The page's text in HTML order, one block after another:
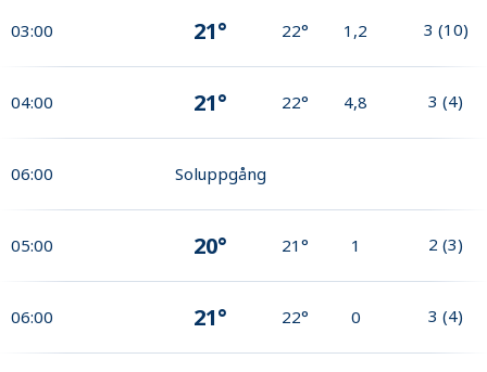
03:00 21° 22° 1,2 3 (10)
04:00 21° 22° 4,8 3 (4)
06:00 Soluppgång
05:00 20° 21° 1 2 (3)
06:00 21° 22° 0 3 (4)